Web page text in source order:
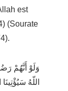
est
(Sourate
وَلَوْ أَنَّهُمْ
اللّهُ